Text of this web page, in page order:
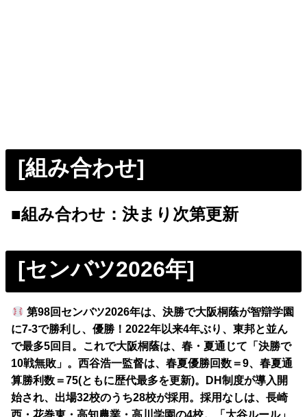
[組み合わせ]
■組み合わせ：決まり次第更新
[センバツ2026年]
第98回センバツ2026年は、決勝で大阪桐蔭が智辯学園
に7-3で勝利し、優勝！2022年以来4年ぶり、東邦と並ん
で最多5回目。これで大阪桐蔭は、春・夏通じて「決勝で
10戦無敗」。西谷浩一監督は、春夏優勝回数＝9、春夏通
算勝利数＝75(ともに歴代最多を更新)。DH制度が導入開
始され、出場32校のうち28校が採用。採用なしは、長崎